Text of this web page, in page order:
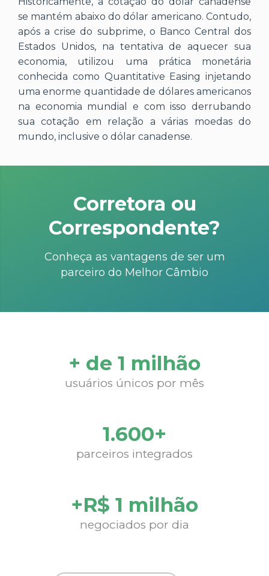
se mantém abaixo do dólar americano. Contudo,
após a crise do subprime, o Banco Central dos
Estados Unidos, na tentativa de aquecer sua
economia, utilizou uma prática monetária
conhecida como Quantitative Easing injetando
uma enorme quantidade de dólares americanos
na economia mundial e com isso derrubando
sua cotação em relação a várias moedas do
mundo, inclusive o dólar canadense.
Corretora ou
Correspondente?
Conheça as vantagens de ser um
parceiro do Melhor Câmbio
+ de 1 milhão
usuários únicos por mês
1.600+
parceiros integrados
+R$ 1 milhão
negociados por dia